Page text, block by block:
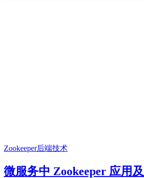
Zookeeper后端技术
微服务中 Zookeeper 应用